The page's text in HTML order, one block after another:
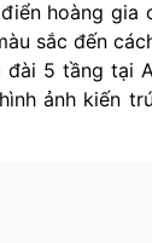
hoàng gia
sắc đến
5 tầng tại
ảnh kiến